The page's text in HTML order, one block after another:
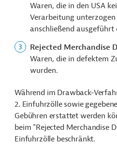
Waren, die in den USA
Verarbeitung
anschließend
Rejected Merchandise
Waren, die in defektem
wurden.
Während im Drawback-
2. Einfuhrzölle sowie
Gebühren erstattet werden
beim "Rejected Merchandise
Einfuhrzölle beschränkt.